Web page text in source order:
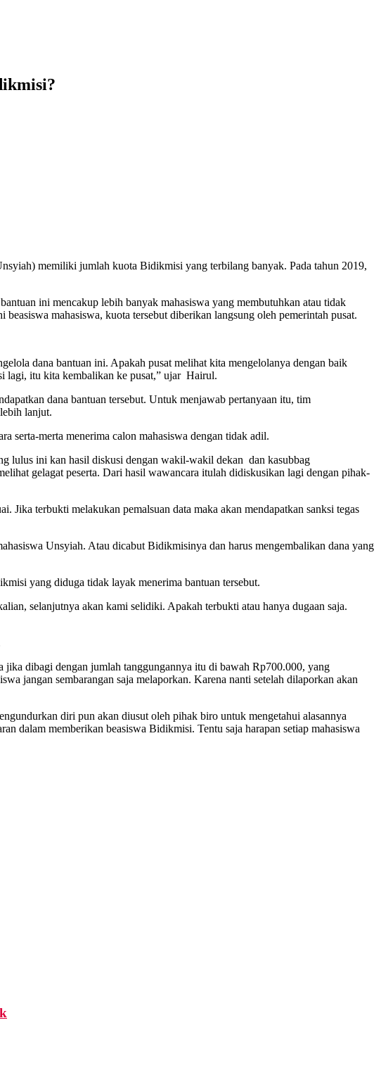
memiliki jumlah kuota Bidikmisi yang terbilang banyak. Pada tahun 2019,
ini mencakup lebih banyak mahasiswa yang membutuhkan atau tidak
mahasiswa, kuota tersebut diberikan langsung oleh pemerintah pusat.
dana bantuan ini. Apakah pusat melihat kita mengelolanya dengan baik
lagi, itu kita kembalikan ke pusat,” ujar Hairul.
dana bantuan tersebut. Untuk menjawab pertanyaan itu, tim
lanjut.
serta-merta menerima calon mahasiswa dengan tidak adil.
lulus ini kan hasil diskusi dengan wakil-wakil dekan dan kasubbag
gelagat peserta. Dari hasil wawancara itulah didiskusikan lagi dengan pihak-
Jika terbukti melakukan pemalsuan data maka akan mendapatkan sanksi tegas
Unsyiah. Atau dicabut Bidikmisinya dan harus mengembalikan dana yang
yang diduga tidak layak menerima bantuan tersebut.
selanjutnya akan kami selidiki. Apakah terbukti atau hanya dugaan saja.
dibagi dengan jumlah tanggungannya itu di bawah Rp700.000, yang
jangan sembarangan saja melaporkan. Karena nanti setelah dilaporkan akan
diri pun akan diusut oleh pihak biro untuk mengetahui alasannya
dalam memberikan beasiswa Bidikmisi. Tentu saja harapan setiap mahasiswa